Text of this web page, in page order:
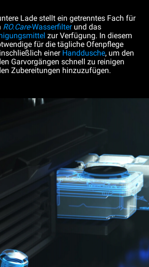
Lade stellt ein getrenntes Fach für
RO.Care-Wasserfilter und das
zur Verfügung. In diesem
für die tägliche Ofenpflege
einer Handdusche, um den
Garvorgängen schnell zu reinigen
Zubereitungen hinzuzufügen.